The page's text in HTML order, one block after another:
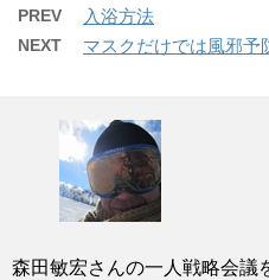
PREV 入浴方法
NEXT マスクだけでは風邪予
森田敏宏さんの一人戦略会議